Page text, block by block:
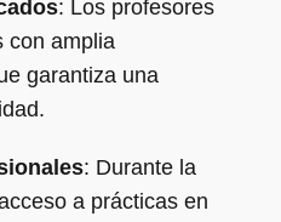
: Los profesores
con amplia
garantiza una
: Durante la
a prácticas en